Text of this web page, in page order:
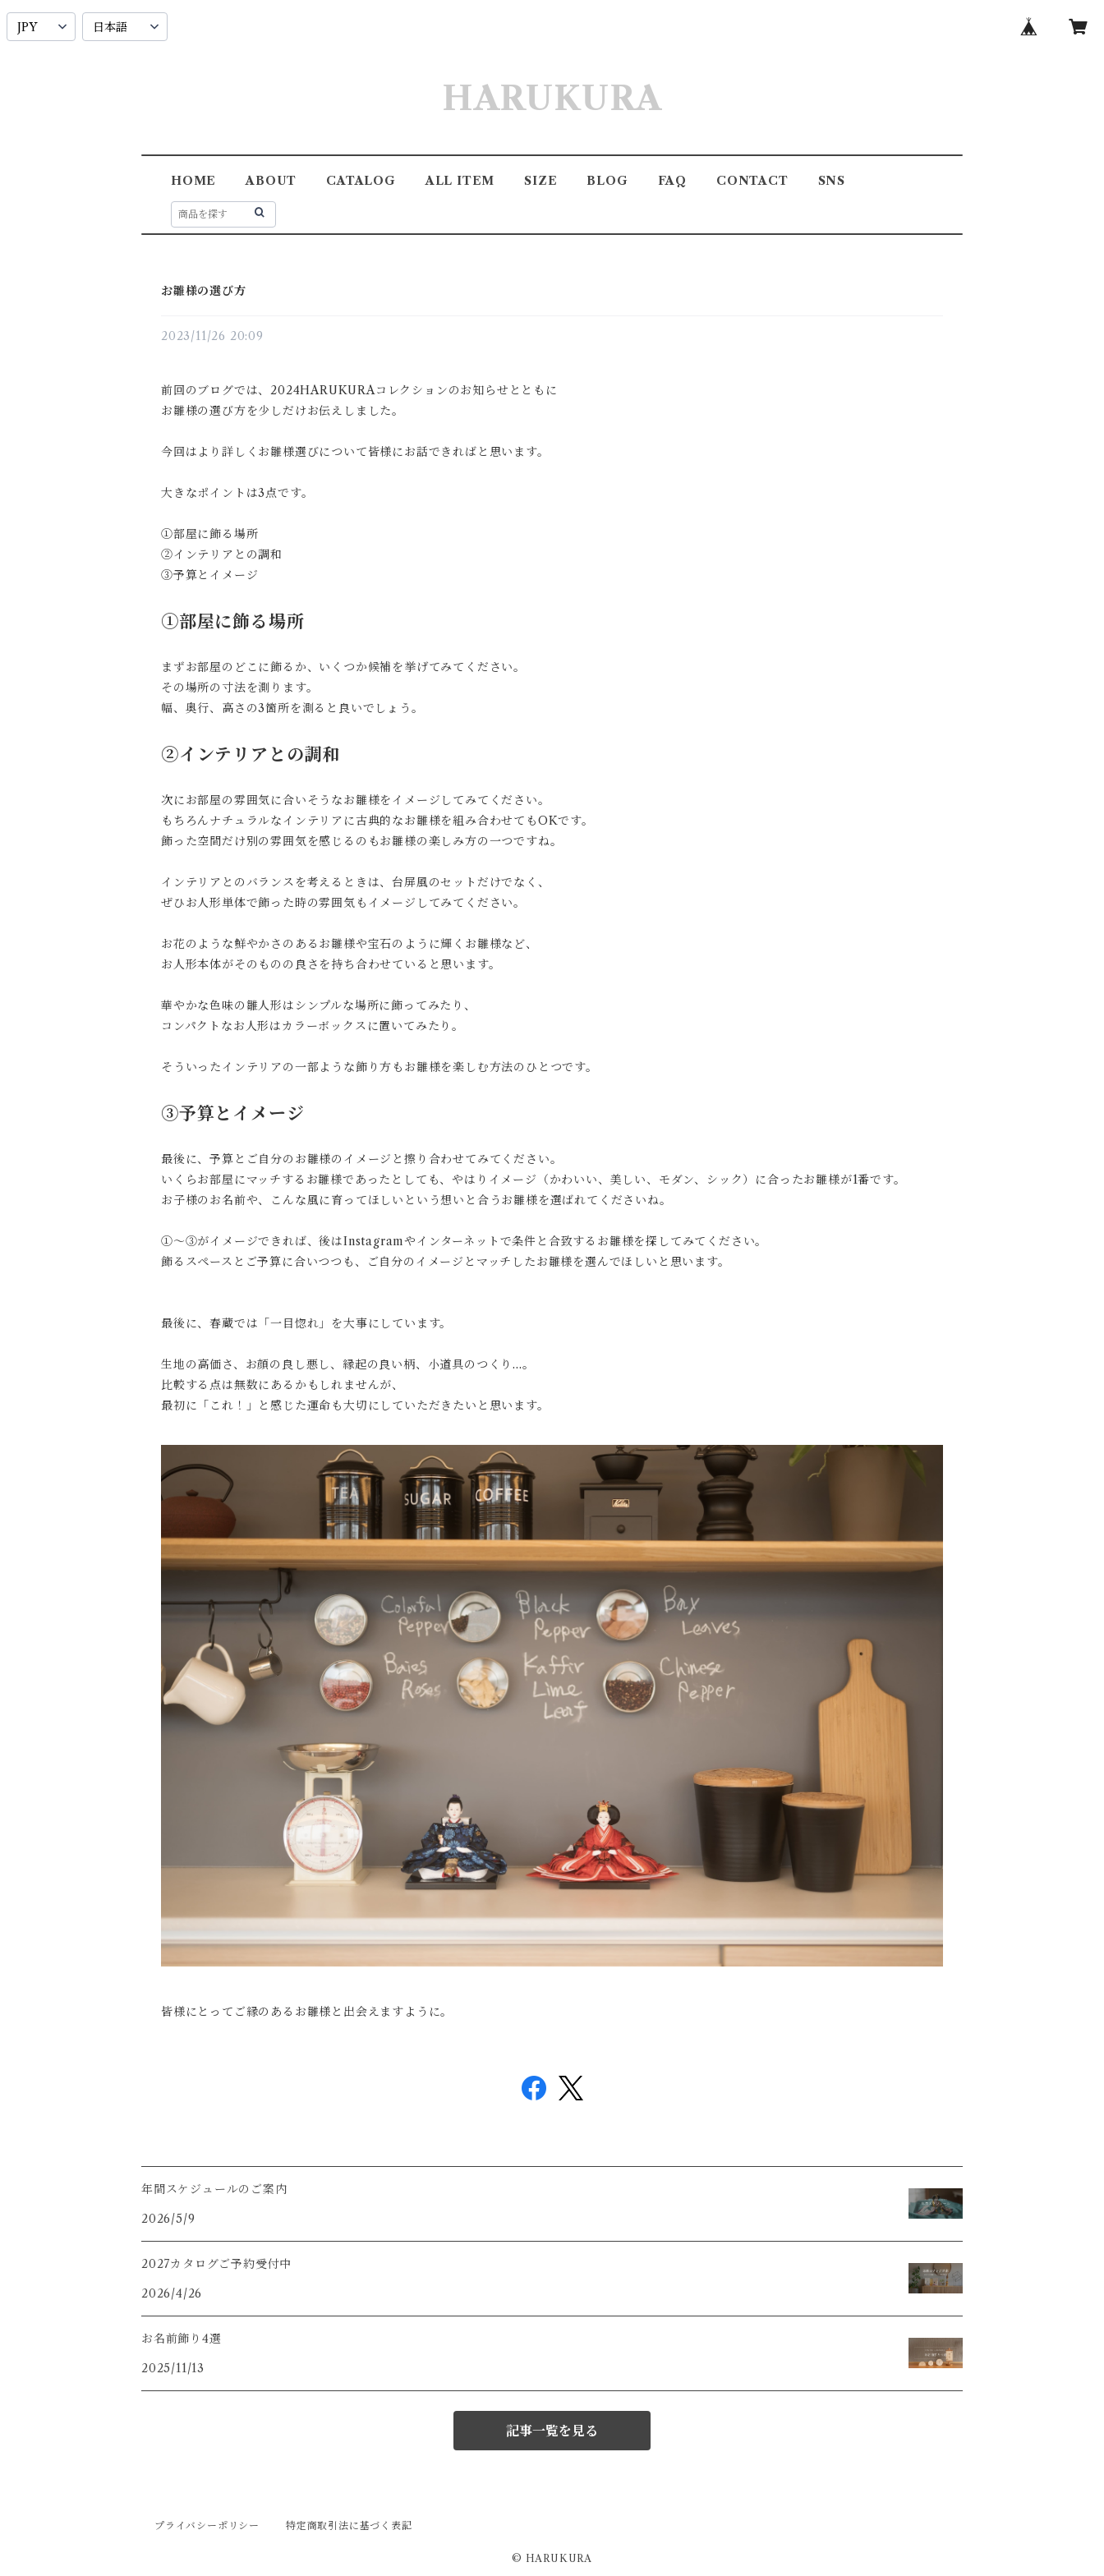
HARUKURA
HOME ABOUT CATALOG ALL ITEM SIZE BLOG FAQ CONTACT SNS
お雛様の選び方
2023/11/26 20:09
前回のブログでは、2024HARUKURAコレクションのお知らせとともに
お雛様の選び方を少しだけお伝えしました。
今回はより詳しくお雛様選びについて皆様にお話できればと思います。
大きなポイントは3点です。
①部屋に飾る場所
②インテリアとの調和
③予算とイメージ
①部屋に飾る場所
まずお部屋のどこに飾るか、いくつか候補を挙げてみてください。
その場所の寸法を測ります。
幅、奥行、高さの3箇所を測ると良いでしょう。
②インテリアとの調和
次にお部屋の雰囲気に合いそうなお雛様をイメージしてみてください。
もちろんナチュラルなインテリアに古典的なお雛様を組み合わせてもOKです。
飾った空間だけ別の雰囲気を感じるのもお雛様の楽しみ方の一つですね。
インテリアとのバランスを考えるときは、台屏風のセットだけでなく、
ぜひお人形単体で飾った時の雰囲気もイメージしてみてください。
お花のような鮮やかさのあるお雛様や宝石のように輝くお雛様など、
お人形本体がそのものの良さを持ち合わせていると思います。
華やかな色味の雛人形はシンプルな場所に飾ってみたり、
コンパクトなお人形はカラーボックスに置いてみたり。
そういったインテリアの一部ような飾り方もお雛様を楽しむ方法のひとつです。
③予算とイメージ
最後に、予算とご自分のお雛様のイメージと擦り合わせてみてください。
いくらお部屋にマッチするお雛様であったとしても、やはりイメージ（かわいい、美しい、モダン、シック）に合ったお雛様が1番です。
お子様のお名前や、こんな風に育ってほしいという想いと合うお雛様を選ばれてくださいね。
①〜③がイメージできれば、後はInstagramやインターネットで条件と合致するお雛様を探してみてください。
飾るスペースとご予算に合いつつも、ご自分のイメージとマッチしたお雛様を選んでほしいと思います。
最後に、春蔵では「一目惚れ」を大事にしています。
生地の高価さ、お顔の良し悪し、縁起の良い柄、小道具のつくり...。
比較する点は無数にあるかもしれませんが、
最初に「これ！」と感じた運命も大切にしていただきたいと思います。
皆様にとってご縁のあるお雛様と出会えますように。
年間スケジュールのご案内
2026/5/9
2027カタログご予約受付中
2026/4/26
お名前飾り4選
2025/11/13
記事一覧を見る
プライバシーポリシー 特定商取引法に基づく表記
© HARUKURA